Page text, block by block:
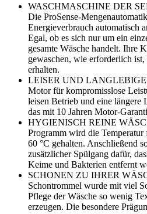
WASCHMASCHINE DER
Die ProSense-
Energieverbrauch automatisch
Egal, ob es sich nur um ein
gesamte Wäsche handelt. Ihre
gewaschen, wie erforderlich
erhalten.
LEISER UND
Motor für kompromisslose
leisen Betrieb und eine längere
das mit 10 Jahren Motor-
HYGIENISCH REINE
Programm wird die
60 °C gehalten. Anschließend
zusätzlicher Spülgang dafür,
Keime und Bakterien entfernt
SCHONEN ZU IHRER
Schontrommel wurde mit viel
Pflege der Wäsche so wenig
erzeugen. Die besondere